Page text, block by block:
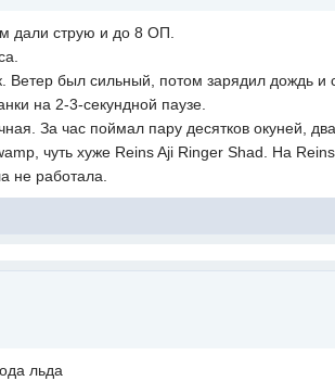
дали струю и до 8 ОП.
был сильный, потом зарядил дождь и
на 2-3-секундной паузе.
За час поймал пару десятков окуней,
чуть хуже Reins Aji Ringer Shad. На
не работала.
льда